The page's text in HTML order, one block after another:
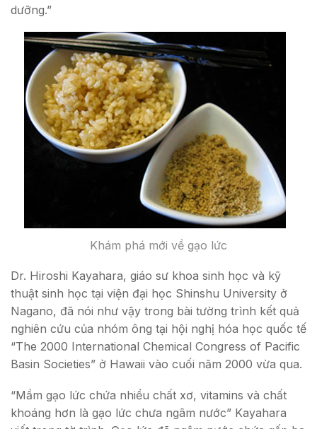
dưỡng.”
Khám phá mới về gạo lức
Dr. Hiroshi Kayahara, giáo sư khoa sinh học và kỹ
thuật sinh học tại viện đại học Shinshu University ở
Nagano, đã nói như vậy trong bài tường trình kết quả
nghiên cứu của nhóm ông tại hội nghị hóa học quốc tế
“The 2000 International Chemical Congress of Pacific
Basin Societies” ở Hawaii vào cuối năm 2000 vừa qua.
“Mầm gạo lức chứa nhiều chất xơ, vitamins và chất
khoáng hơn là gạo lức chưa ngâm nước” Kayahara